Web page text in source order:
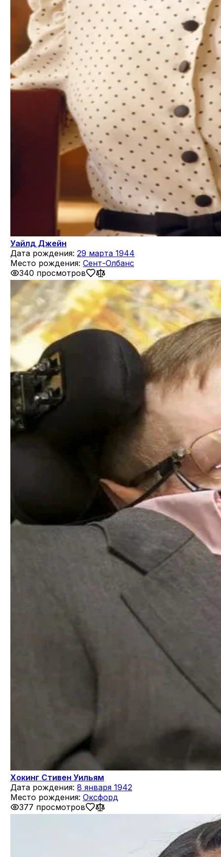
Уайлд Джейн
Дата рождения: 29 марта 1944
Место рождения: Сент-Олбанс
340 просмотров
Хокинг Стивен Уильям
Дата рождения: 8 января 1942
Место рождения: Оксфорд
377 просмотров